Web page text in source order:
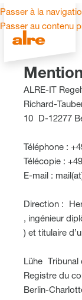
Passer à la
Passer au contenu
ALRE-IT
Richard-
10 D-12277
Téléphone :
Télécopie :
E-mail :
Direction :
, ingénieur
) et titulaire
Lühe Tribunal
Registre du
Berlin-